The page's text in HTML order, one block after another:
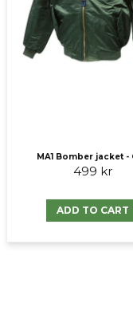
MA1 Bomber jacket -
499 kr
ADD TO CART